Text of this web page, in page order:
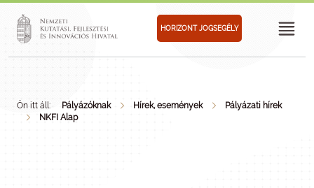
HORIZONT JOGSEGÉLY
Ön itt áll: Pályázóknak Hírek, események
Pályázati hírek
NKFI Alap